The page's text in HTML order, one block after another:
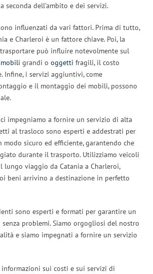
seconda dell’ambito e dei servizi.
influenzati da vari fattori. Prima di tutto,
e Charleroi è un fattore chiave. Poi, la
può influire notevolmente sul
mobili grandi o oggetti fragili, il costo
Infine, i servizi aggiuntivi, come
e il montaggio dei mobili, possono
impegniamo a fornire un servizio di alta
al trasloco sono esperti e addestrati per
sicuro ed efficiente, garantendo che
durante il trasporto. Utilizziamo veicoli
lungo viaggio da Catania a Charleroi,
beni arrivino a destinazione in perfetto
sono esperti e formati per garantire un
senza problemi. Siamo orgogliosi del nostro
e siamo impegnati a fornire un servizio
sui costi e sui servizi di